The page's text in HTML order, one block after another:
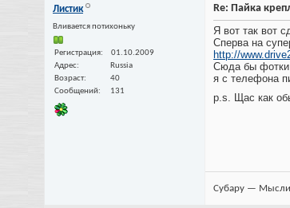
Листик
Вливается потихоньку
Регистрация
01.10.2009
Адрес
Russia
Возраст
40
Сообщений
131
Re: Пайка
Я вот так вот
Сперва на
http://
Сюда бы
я с телефона
p.s. Щас как
Субару —